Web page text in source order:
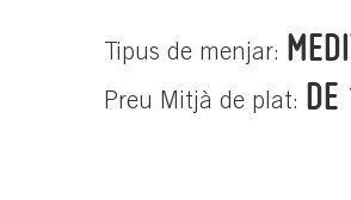
Tipus de menjar:
Preu Mitjà de plat: